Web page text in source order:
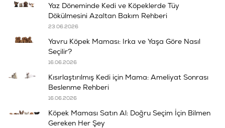
Yaz Döneminde Kedi ve Köpeklerde Tüy
Dökülmesini Azaltan Bakım Rehberi
23.06.2026
Yavru Köpek Maması: Irka ve Yaşa Göre Nasıl
Seçilir?
16.06.2026
Kısırlaştırılmış Kedi için Mama: Ameliyat Sonrası
Beslenme Rehberi
16.06.2026
Köpek Maması Satın Al: Doğru Seçim İçin Bilmen
Gereken Her Şey